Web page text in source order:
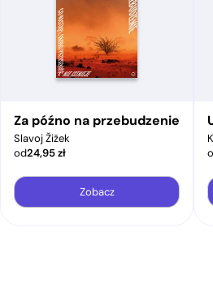
Za późno na przebudzenie
Slavoj Žižek
od24,95zł
Zobacz